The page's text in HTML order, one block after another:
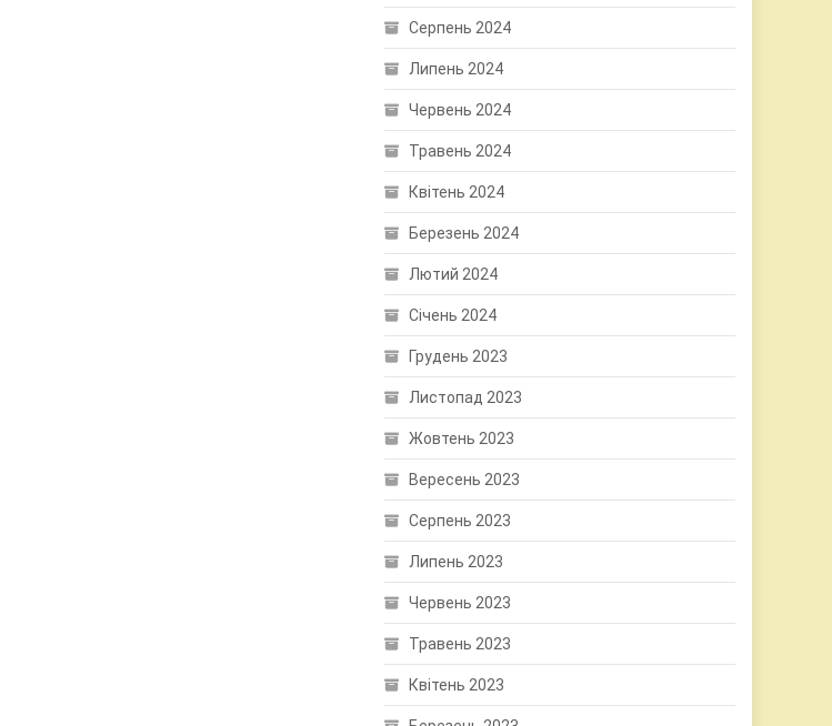
Серпень 2024
Липень 2024
Червень 2024
Травень 2024
Квітень 2024
Березень 2024
Лютий 2024
Січень 2024
Грудень 2023
Листопад 2023
Жовтень 2023
Вересень 2023
Серпень 2023
Липень 2023
Червень 2023
Травень 2023
Квітень 2023